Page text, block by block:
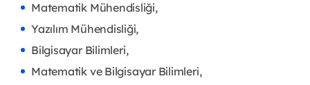
Matematik Mühendisliği,
Yazılım Mühendisliği,
Bilgisayar Bilimleri,
Matematik ve Bilgisayar Bilimleri,